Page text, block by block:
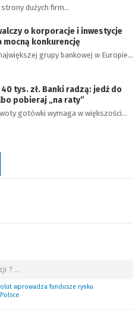
dużych firm…
o korporacje i inwestycje
konkurencję
grupy bankowej w Europie…
40 tys. zł. Banki radzą: jedź do
pobieraj „na raty”
gotówki wymaga w większości…
?
wprowadza fundusze rynku